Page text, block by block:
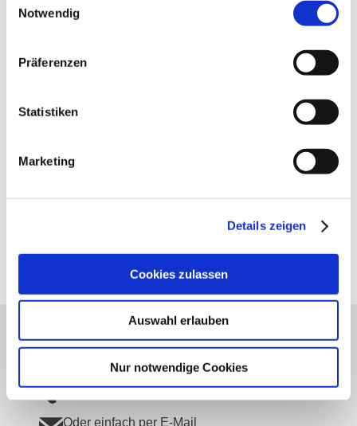
Notwendig
Präferenzen
Statistiken
Marketing
Details zeigen
Cookies zulassen
Auswahl erlauben
Nur notwendige Cookies
ViaNatura Hahnheim
auf Karte anzeigen
Unser Servicekontakt:
Sie benötigen weitere Informationen? Wir helfen
Ihnen gerne weiter!
(0049) 6133 4901-333
Oder einfach per E-Mail